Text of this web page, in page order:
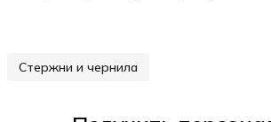
Стержни и чернила